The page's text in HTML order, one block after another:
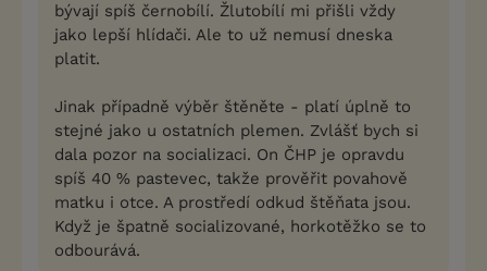
bývají spíš černobílí. Žlutobílí mi přišli vždy
jako lepší hlídači. Ale to už nemusí dneska
platit.
Jinak případně výběr štěněte - platí úplně to
stejné jako u ostatních plemen. Zvlášť bych si
dala pozor na socializaci. On ČHP je opravdu
spíš 40 % pastevec, takže prověřit povahově
matku i otce. A prostředí odkud štěňata jsou.
Když je špatně socializované, horkotěžko se to
odbourává.